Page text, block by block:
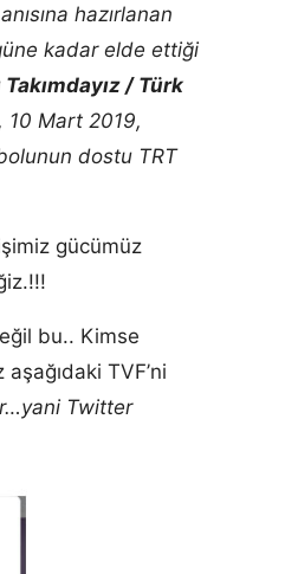
hazırlanan
kadar elde ettiği
/ Türk
10 Mart 2019,
dostu TRT
gücümüz
bu.. Kimse
TVF’ni
Twitter